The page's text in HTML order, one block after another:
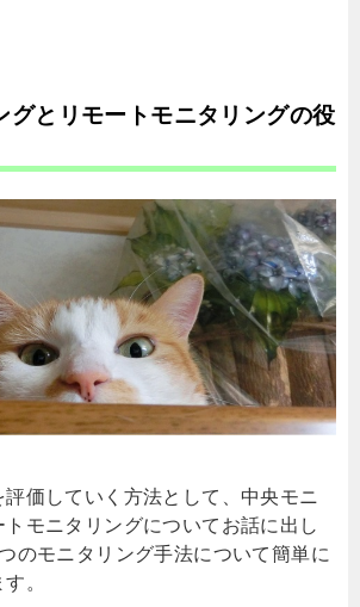
グとリモートモニタリングの役
価していく方法として、中央モニ
トモニタリングについてお話に出し
のモニタリング手法について簡単に
。